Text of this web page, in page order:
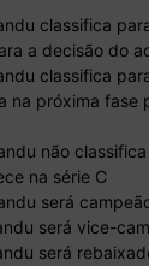
classifica
a decisão do
classifica
na próxima fase
não
na série C
será
será vice-
será